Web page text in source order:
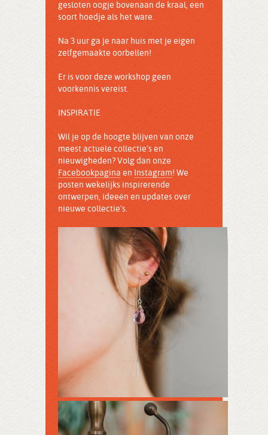
gesloten oogje bovenaan de kraal, een
soort hoedje als het ware.
Na 3 uur ga je naar huis met je eigen
zelfgemaakte oorbellen!
Er is voor deze workshop geen
voorkennis vereist.
INSPIRATIE
Wil je op de hoogte blijven van onze
meest actuele collectie's en
nieuwigheden? Volg dan onze
Facebookpagina en Instagram! We
posten wekelijks inspirerende
ontwerpen, ideeën en updates over
nieuwe collectie's.